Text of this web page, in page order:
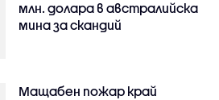
млн. долара в австралийска
мина за скандий
Мащабен пожар край